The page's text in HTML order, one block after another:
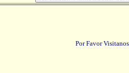
Por Favor